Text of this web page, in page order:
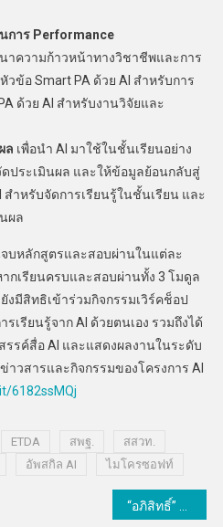
การ Performance
าความก้าวหน้าทางวิชาชีพและการ
วข้อ Smart PA ด้วย AI สำหรับการ
ด้วย AI สำหรับงานวิจัยและ
ล เพื่อนำ AI มาใช้ในชั้นเรียนอย่าง
ดประเมินผล และให้ข้อมูลย้อนกลับสู่
สำหรับจัดการเรียนรู้ในชั้นเรียน และ
ผล
ลักสูตรและสอบผ่านในแต่ละ
กเรียนครบและสอบผ่านทั้ง 3 โมดูล
งมีสิทธิเข้าร่วมกิจกรรมเวิร์คช็อป
เรียนรู้จาก AI ด้วยตนเอง รวมถึงได้
รค์สื่อ AI และแสดงผลงานในระดับ
วสารและกิจกรรมของโครงการ AI
6182ssMQj
ETDA สพฐ.
สสวท.
อัพสกิล AI ไมโครซอฟท์